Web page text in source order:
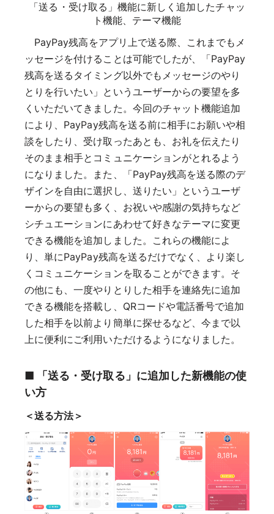
「送る・受け取る」機能に新しく追加したチャッ
ト機能、テーマ機能
PayPay残高をアプリ上で送る際、これまでもメ
ッセージを付けることは可能でしたが、「PayPay
残高を送るタイミング以外でもメッセージのやり
とりを行いたい」というユーザーからの要望を多
くいただいてきました。今回のチャット機能追加
により、PayPay残高を送る前に相手にお願いや相
談をしたり、受け取ったあとも、お礼を伝えたり
そのまま相手とコミュニケーションがとれるよう
になりました。また、「PayPay残高を送る際のデ
ザインを自由に選択し、送りたい」というユーザ
ーからの要望も多く、お祝いや感謝の気持ちなど
シチュエーションにあわせて好きなテーマに変更
できる機能を追加しました。これらの機能によ
り、単にPayPay残高を送るだけでなく、より楽し
くコミュニケーションを取ることができます。そ
の他にも、一度やりとりした相手を連絡先に追加
できる機能を搭載し、QRコードや電話番号で追加
した相手を以前より簡単に探せるなど、今まで以
上に便利にご利用いただけるようになりました。
■ 「送る・受け取る」に追加した新機能の使
い方
＜送る方法＞